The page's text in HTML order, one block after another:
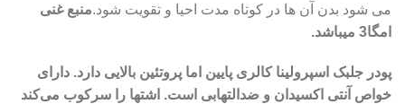
می شود بدن آن ها در کوتاه مدت احیا و تقویت شود.منبع غنی
امگا3 میباشد.
پودر جلبک اسپرولینا کالری پایین اما پروتئین بالایی دارد. دارای
خواص آنتی اکسیدان و ضدالتهابی است. اشتها را سرکوب می‌کند